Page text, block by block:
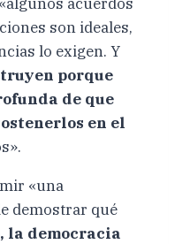
son ideales,
lo exigen. Y
porque
de que
en el
«una
demostrar qué
la democracia